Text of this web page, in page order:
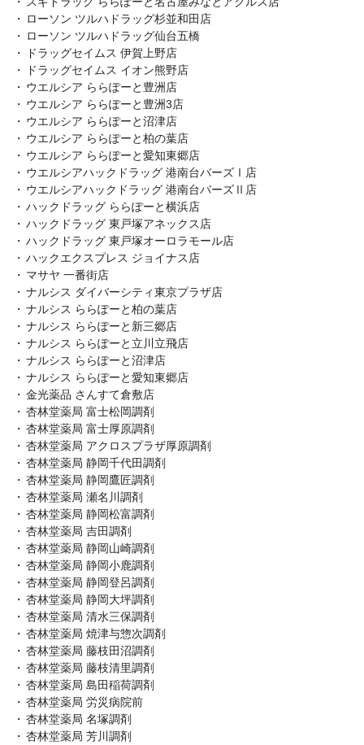
ローソン ツルハドラッグ杉並和田店
ローソン ツルハドラッグ仙台五橋
ドラッグセイムス 伊賀上野店
ドラッグセイムス イオン熊野店
ウエルシア ららぽーと豊洲店
ウエルシア ららぽーと豊洲3店
ウエルシア ららぽーと沼津店
ウエルシア ららぽーと柏の葉店
ウエルシア ららぽーと愛知東郷店
ウエルシアハックドラッグ 港南台バーズⅠ店
ウエルシアハックドラッグ 港南台バーズⅡ店
ハックドラッグ ららぽーと横浜店
ハックドラッグ 東戸塚アネックス店
ハックドラッグ 東戸塚オーロラモール店
ハックエクスプレス ジョイナス店
マサヤ 一番街店
ナルシス ダイバーシティ東京プラザ店
ナルシス ららぽーと柏の葉店
ナルシス ららぽーと新三郷店
ナルシス ららぽーと立川立飛店
ナルシス ららぽーと沼津店
ナルシス ららぽーと愛知東郷店
金光薬品 さんすて倉敷店
杏林堂薬局 富士松岡調剤
杏林堂薬局 富士厚原調剤
杏林堂薬局 アクロスプラザ厚原調剤
杏林堂薬局 静岡千代田調剤
杏林堂薬局 静岡鷹匠調剤
杏林堂薬局 瀬名川調剤
杏林堂薬局 静岡松富調剤
杏林堂薬局 吉田調剤
杏林堂薬局 静岡山崎調剤
杏林堂薬局 静岡小鹿調剤
杏林堂薬局 静岡登呂調剤
杏林堂薬局 静岡大坪調剤
杏林堂薬局 清水三保調剤
杏林堂薬局 焼津与惣次調剤
杏林堂薬局 藤枝田沼調剤
杏林堂薬局 藤枝清里調剤
杏林堂薬局 島田稲荷調剤
杏林堂薬局 労災病院前
杏林堂薬局 名塚調剤
杏林堂薬局 芳川調剤